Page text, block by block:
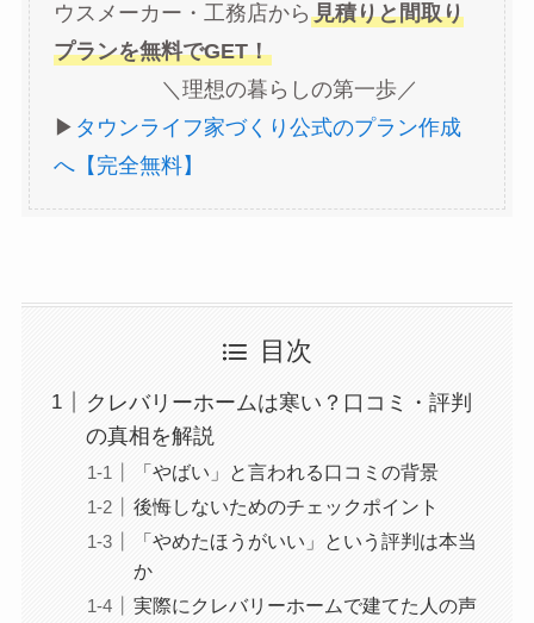
ウスメーカー・工務店から 見積りと間取り
プランを無料でGET！
＼理想の暮らしの第一歩／
▶︎ タウンライフ家づくり公式のプラン作成
へ【完全無料】
目次
クレバリーホームは寒い？口コミ・評判
の真相を解説
「やばい」と言われる口コミの背景
後悔しないためのチェックポイント
「やめたほうがいい」という評判は本当
か
実際にクレバリーホームで建てた人の声